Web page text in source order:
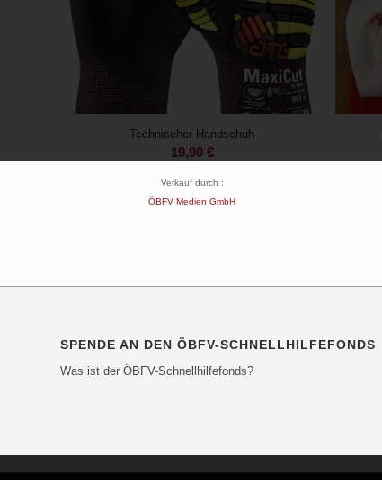
Technischer Handschuh
19,90 €
Verkauf durch :
ÖBFV Medien GmbH
SPENDE AN DEN ÖBFV-SCHNELLHILFEFONDS
Was ist der ÖBFV-Schnellhilfefonds?